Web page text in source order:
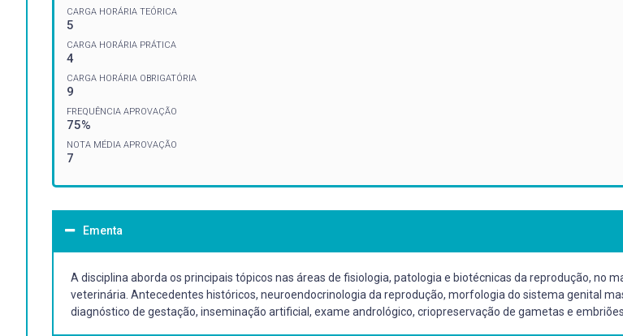
CARGA HORÁRIA TEÓRICA
5
CARGA HORÁRIA PRÁTICA
4
CARGA HORÁRIA OBRIGATÓRIA
9
FREQUÊNCIA APROVAÇÃO
75%
NOTA MÉDIA APROVAÇÃO
7
Ementa
A disciplina aborda os principais tópicos nas áreas de fisiologia, patologia e biotécnicas da reprodução, no
veterinária. Antecedentes históricos, neuroendocrinologia da reprodução, morfologia do sistema genital
diagnóstico de gestação, inseminação artificial, exame andrológico, criopreservação de gametas e embriões